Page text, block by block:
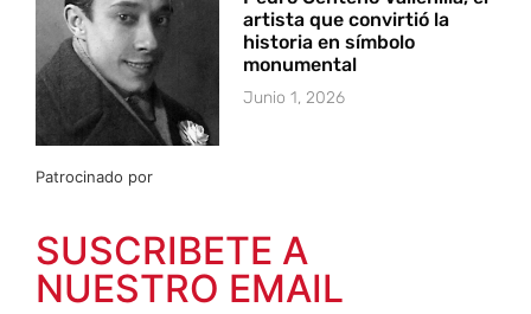
artista que convirtió la
historia en símbolo
monumental
Junio 1, 2026
Patrocinado por
SUSCRIBETE A
NUESTRO EMAIL